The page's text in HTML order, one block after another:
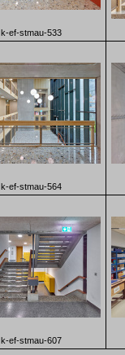
k-ef-stmau-533
k-ef-stmau-564
k-ef-stmau-607